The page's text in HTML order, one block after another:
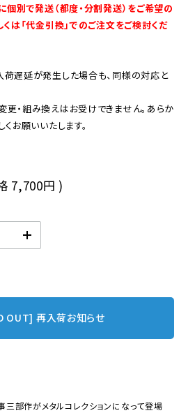
個別で発送（都度・分割発送）をご希望の
くは「代金引換」でのご注文をご検討くだ
遅延が発生した場合も、同様の対応と
・組み換えはお受けできません。あらか
お願いいたします。
7,700円 )
OUT] 再入荷お知らせ
三部作がメタルコレクションになって登場